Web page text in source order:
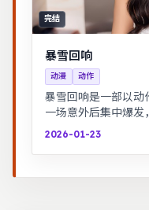
完结
暴雪回响
动漫 动作
暴雪回响是一部以动
一场意外后集中爆发
园与初入社会的迷茫
2026-01-23